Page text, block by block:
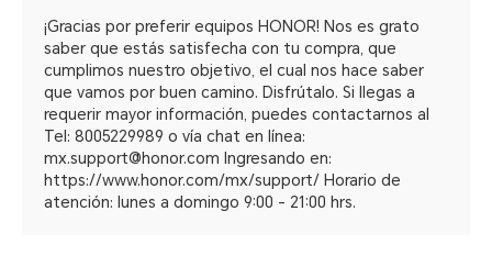
¡Gracias por preferir equipos HONOR! Nos es grato
saber que estás satisfecha con tu compra, que
cumplimos nuestro objetivo, el cual nos hace saber
que vamos por buen camino. Disfrútalo. Si llegas a
requerir mayor información, puedes contactarnos al
Tel: 8005229989 o vía chat en línea:
mx.support@honor.com Ingresando en:
https://www.honor.com/mx/support/ Horario de
atención: lunes a domingo 9:00 - 21:00 hrs.